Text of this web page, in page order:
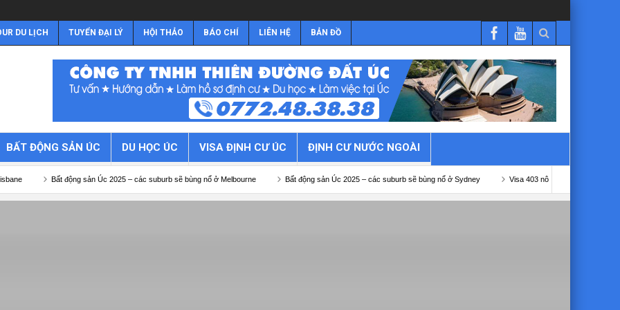
DU LỊCH TUYỂN ĐẠI LÝ HỘI THẢO BÁO CHÍ LIÊN HỆ BẢN ĐỒ
BẤT ĐỘNG SẢN ÚC DU HỌC ÚC VISA ĐỊNH CƯ ÚC ĐỊNH CƯ NƯỚC NGOÀI
Bất động sản Úc 2025 – các suburb sẽ bùng nổ ở Melbourne Bất động sản Úc 2025 – các suburb sẽ bùng nổ ở Sydney Visa 403 nông nghiệp Úc